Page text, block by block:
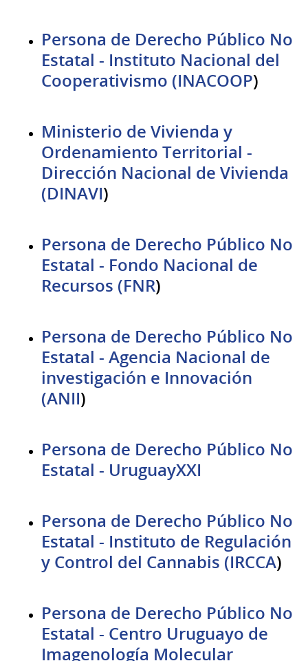
Persona de Derecho Público No
Estatal - Instituto Nacional del
Cooperativismo (INACOOP)
Ministerio de Vivienda y
Ordenamiento Territorial -
Dirección Nacional de Vivienda
(DINAVI)
Persona de Derecho Público No
Estatal - Fondo Nacional de
Recursos (FNR)
Persona de Derecho Público No
Estatal - Agencia Nacional de
investigación e Innovación
(ANII)
Persona de Derecho Público No
Estatal - UruguayXXI
Persona de Derecho Público No
Estatal - Instituto de Regulación
y Control del Cannabis (IRCCA)
Persona de Derecho Público No
Estatal - Centro Uruguayo de
Imagenología Molecular